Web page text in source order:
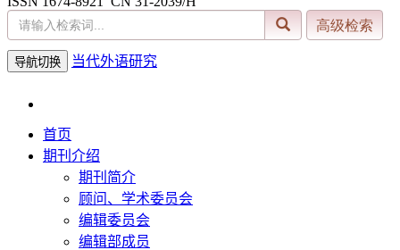
导航切换 当代外语研究
首页
期刊介绍
期刊简介
顾问、学术委员会
编辑委员会
编辑部成员